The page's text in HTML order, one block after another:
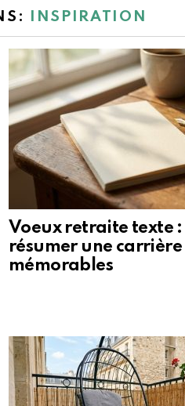
INSPIRATION
Voeux retraite texte
résumer une carrière
mémorables